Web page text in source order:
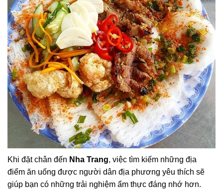
Khi đặt chân đến Nha Trang, việc tìm kiếm những địa
điểm ăn uống được người dân địa phương yêu thích sẽ
giúp bạn có những trải nghiệm ẩm thực đáng nhớ hơn.